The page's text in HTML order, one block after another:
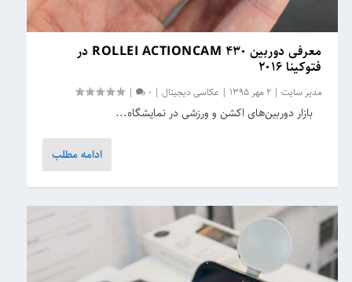
معرفی دوربین ROLLEI ACTIONCAM ۴۳۰ در
فتوکینا ۲۰۱۶
مدیر سایت |2 مهر 1395 |عکاسی دیجیتال |
0
|
بازار دوربین‌های اکشن و ورزشی در نمایشگاه...
ادامه مطلب